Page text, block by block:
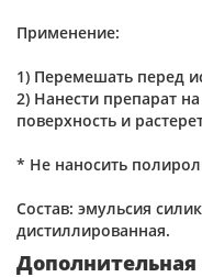
Применение:
1) Перемешать перед
2) Нанести препарат
поверхность и
* Не наносить
Состав: эмульсия
дистиллированная.